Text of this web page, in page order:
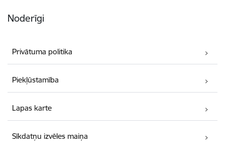
Noderīgi
Privātuma politika
Piekļūstamība
Lapas karte
Sīkdatņu izvēles maiņa